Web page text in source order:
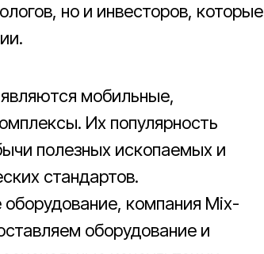
но и инвесторов, которые
мобильные,
Их популярность
полезных ископаемых и
стандартов.
компания Mix-
оборудование и